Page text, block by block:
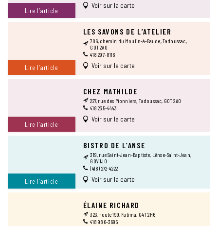
Lire l’article
Voir sur la carte
Lire l’article
LES SAVONS DE L’ATELIER
706, chemin du Moulin-à-Baude, Tadoussac,
G0T 2A0
418 297-8116
Voir sur la carte
Lire l’article
CHEZ MATHILDE
227, rue des Pionniers, Tadoussac, G0T 2A0
418 235-4443
Voir sur la carte
Lire l’article
BISTRO DE L’ANSE
319, rue Saint-Jean-Baptiste, L’Anse-Saint-Jean,
G0V 1J0
(418) 272-4222
Voir sur la carte
ÉLAINE RICHARD
323, route 199, Fatima, G4T 2H6
418 986-3695